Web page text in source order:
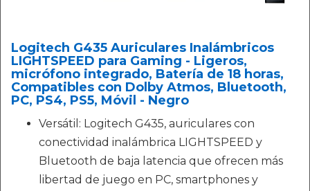
Logitech G435 Auriculares Inalámbricos
LIGHTSPEED para Gaming - Ligeros,
micrófono integrado, Batería de 18 horas,
Compatibles con Dolby Atmos, Bluetooth,
PC, PS4, PS5, Móvil - Negro
Versátil: Logitech G435, auriculares con
conectividad inalámbrica LIGHTSPEED y
Bluetooth de baja latencia que ofrecen más
libertad de juego en PC, smartphones y